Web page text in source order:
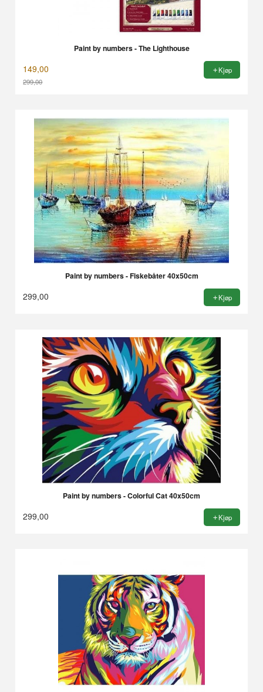
Paint by numbers - The Lighthouse
149,00
299,00
Kjøp
Paint by numbers - Fiskebåter 40x50cm
299,00 Kjøp
Paint by numbers - Colorful Cat 40x50cm
299,00 Kjøp